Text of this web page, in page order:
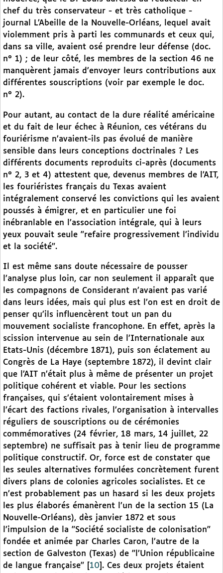
chef du très conservateur - et très catholique -
journal L’Abeille de la Nouvelle-Orléans, lequel avait
violemment pris à parti les communards et ceux qui,
dans sa ville, avaient osé prendre leur défense (doc.
n° 1) ; de leur côté, les membres de la section 46 ne
manquèrent jamais d’envoyer leurs contributions aux
différentes souscriptions (voir par exemple le doc.
n° 2).
Pour autant, au contact de la dure réalité américaine
et du fait de leur échec à Réunion, ces vétérans du
fouriérisme n’avaient-ils pas évolué de manière
sensible dans leurs conceptions doctrinales ? Les
différents documents reproduits ci-après (documents
n° 2, 3 et 4) attestent que, devenus membres de l’AIT,
les fouriéristes français du Texas avaient
intégralement conservé les convictions qui les avaient
poussés à émigrer, et en particulier une foi
inébranlable en l’association intégrale, qui à leurs
yeux pouvait seule "refaire progressivement l’individu
et la société".
Il est même sans doute nécessaire de pousser
l’analyse plus loin, car non seulement il apparaît que
les compagnons de Considerant n’avaient pas varié
dans leurs idées, mais qui plus est l’on est en droit de
penser qu’ils influencèrent tout un pan du
mouvement socialiste francophone. En effet, après la
scission intervenue au sein de l’Internationale aux
Etats-Unis (décembre 1871), puis son éclatement au
Congrès de La Haye (septembre 1872), il devint clair
que l’AIT n’était plus à même de présenter un projet
politique cohérent et viable. Pour les sections
françaises, qui s’étaient volontairement mises à
l’écart des factions rivales, l’organisation à intervalles
réguliers de souscriptions ou de cérémonies
commémoratives (24 février, 18 mars, 14 juillet, 22
septembre) ne suffisait pas à tenir lieu de programme
politique constructif. Or, force est de constater que
les seules alternatives formulées concrètement furent
divers plans de colonies agricoles socialistes. Et ce
n’est probablement pas un hasard si les deux projets
les plus élaborés émanèrent l’un de la section 15 (La
Nouvelle-Orléans), dès janvier 1872 et sous
l’impulsion de la "Société socialiste de colonisation"
fondée et animée par Charles Caron, l’autre de la
section de Galveston (Texas) de "l’Union républicaine
de langue française"
10 . Ces deux projets étaient